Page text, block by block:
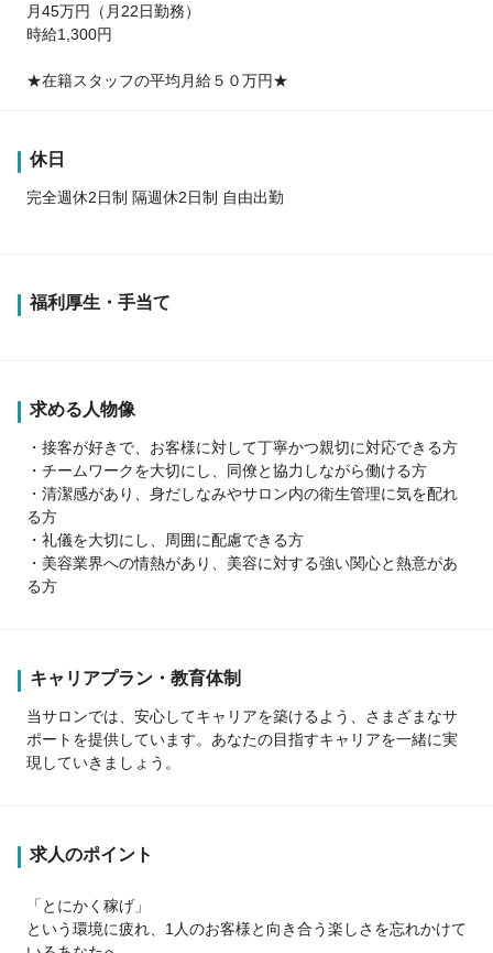
月45万円（月22日勤務）
時給1,300円
★在籍スタッフの平均月給５０万円★
休日
完全週休2日制 隔週休2日制 自由出勤
福利厚生・手当て
求める人物像
・接客が好きで、お客様に対して丁寧かつ親切に対応できる方
・チームワークを大切にし、同僚と協力しながら働ける方
・清潔感があり、身だしなみやサロン内の衛生管理に気を配れ
る方
・礼儀を大切にし、周囲に配慮できる方
・美容業界への情熱があり、美容に対する強い関心と熱意があ
る方
キャリアプラン・教育体制
当サロンでは、安心してキャリアを築けるよう、さまざまなサ
ポートを提供しています。あなたの目指すキャリアを一緒に実
現していきましょう。
求人のポイント
「とにかく稼げ」
という環境に疲れ、1人のお客様と向き合う楽しさを忘れかけて